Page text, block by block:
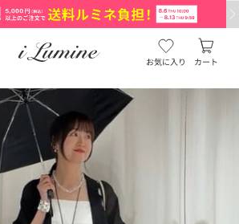
お気に入り カート